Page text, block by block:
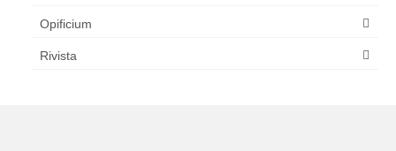
Opificium
Rivista